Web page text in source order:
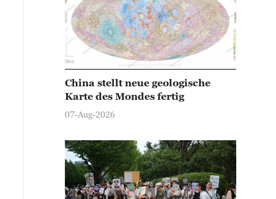
China stellt neue geologische
Karte des Mondes fertig
07-Aug-2026